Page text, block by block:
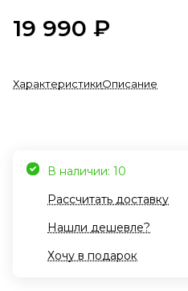
19 990 ₽
ХарактеристикиОписание
В наличии: 10
Рассчитать доставку
Нашли дешевле?
Хочу в подарок